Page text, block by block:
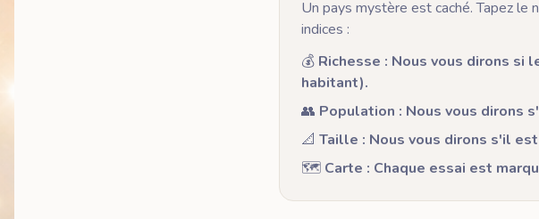
Un pays mystère est caché. Tapez le
indices :
💰 Richesse : Nous vous dirons si
habitant).
👥 Population : Nous vous dirons
📐 Taille : Nous vous dirons s'il
🗺️ Carte : Chaque essai est